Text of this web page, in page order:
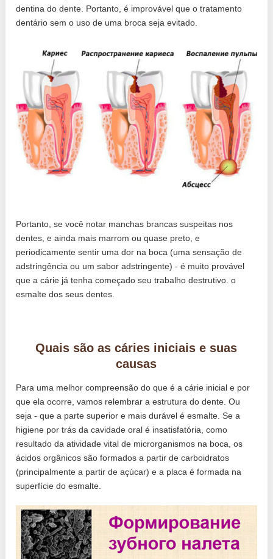
dentina do dente. Portanto, é improvável que o tratamento
dentário sem o uso de uma broca seja evitado.
Portanto, se você notar manchas brancas suspeitas nos
dentes, e ainda mais marrom ou quase preto, e
periodicamente sentir uma dor na boca (uma sensação de
adstringência ou um sabor adstringente) - é muito provável
que a cárie já tenha começado seu trabalho destrutivo. o
esmalte dos seus dentes.
Quais são as cáries iniciais e suas
causas
Para uma melhor compreensão do que é a cárie inicial e por
que ela ocorre, vamos relembrar a estrutura do dente. Ou
seja - que a parte superior e mais durável é esmalte. Se a
higiene por trás da cavidade oral é insatisfatória, como
resultado da atividade vital de microrganismos na boca, os
ácidos orgânicos são formados a partir de carboidratos
(principalmente a partir de açúcar) e a placa é formada na
superfície do esmalte.